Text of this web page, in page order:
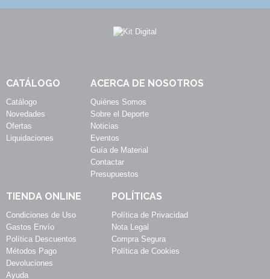
CATÁLOGO
Catálogo
Novedades
Ofertas
Liquidaciones
ACERCA DE NOSOTROS
Quiénes Somos
Sobre el Deporte
Noticias
Eventos
Guía de Material
Contactar
Presupuestos
TIENDA ONLINE
Condiciones de Uso
Gastos Envío
Política Descuentos
Métodos Pago
Devoluciones
Ayuda
POLÍTICAS
Política de Privacidad
Nota Legal
Compra Segura
Política de Cookies